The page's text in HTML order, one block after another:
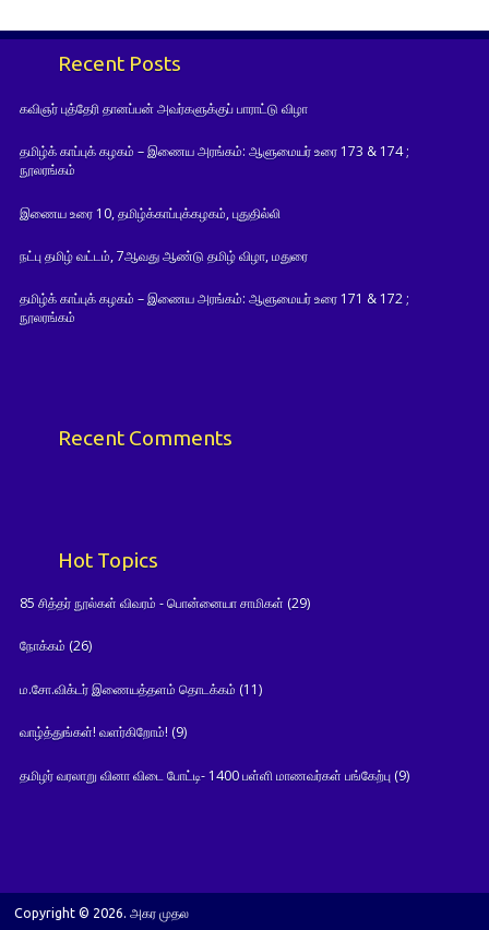
Recent Posts
கவிஞர் புத்தேரி தானப்பன் அவர்களுக்குப் பாராட்டு விழா
தமிழ்க் காப்புக் கழகம் – இணைய அரங்கம்: ஆளுமையர் உரை 173 & 174 ;
நூலரங்கம்
இணைய உரை 10, தமிழ்க்காப்புக்கழகம், புதுதில்லி
நட்பு தமிழ் வட்டம், 7ஆவது ஆண்டு தமிழ் விழா, மதுரை
தமிழ்க் காப்புக் கழகம் – இணைய அரங்கம்: ஆளுமையர் உரை 171 & 172 ;
நூலரங்கம்
Recent Comments
Hot Topics
85 சித்தர் நூல்கள் விவரம் - பொன்னையா சாமிகள் (29)
நோக்கம் (26)
ம.சோ.விக்டர் இணையத்தளம் தொடக்கம் (11)
வாழ்த்துங்கள்! வளர்கிறோம்! (9)
தமிழர் வரலாறு வினா விடை போட்டி- 1400 பள்ளி மாணவர்கள் பங்கேற்பு(9)
Copyright © 2026. அகர முதல